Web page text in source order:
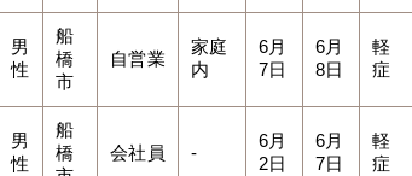
男
性
船
橋
市
自営業
家庭
内
6月
7日
6月
8日
軽
症
男
性
船
橋
会社員 -
6月
2日
6月
7日
軽
症